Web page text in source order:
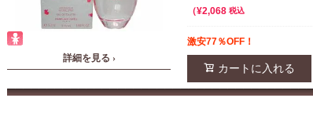
詳細を見る ›
¥2,068 税込
激安77％OFF！
カートに入れる